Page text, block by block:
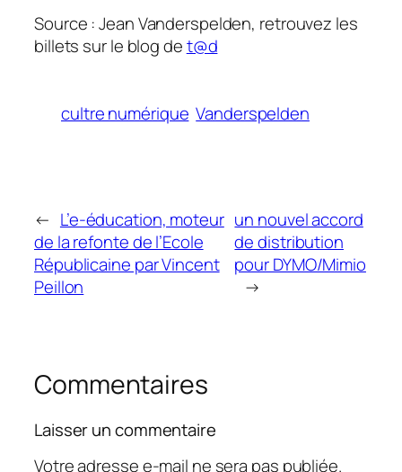
Source : Jean Vanderspelden, retrouvez les
billets sur le blog det@d
cultre numérique Vanderspelden
← L’e-éducation, moteur
de la refonte de l’Ecole
Républicaine par Vincent
Peillon
un nouvel accord
de distribution
pour DYMO/Mimio
→
Commentaires
Laisser un commentaire
Votre adresse e-mail ne sera pas publiée.